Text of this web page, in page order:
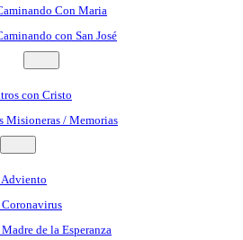
Con Maria
con San José
con Cristo
Misioneras / Memorias
de la Esperanza